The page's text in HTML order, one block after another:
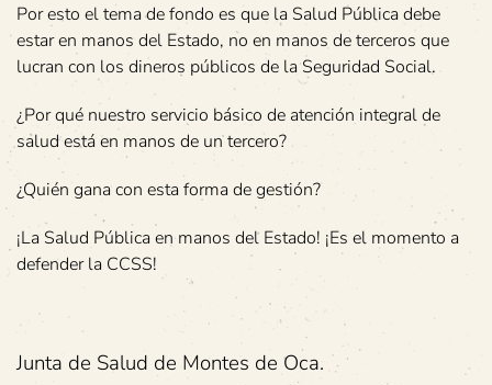
Por esto el tema de fondo es que la Salud Pública debe
estar en manos del Estado, no en manos de terceros que
lucran con los dineros públicos de la Seguridad Social.
¿Por qué nuestro servicio básico de atención integral de
salud está en manos de un tercero?
¿Quién gana con esta forma de gestión?
¡La Salud Pública en manos del Estado! ¡Es el momento a
defender la CCSS!
Junta de Salud de Montes de Oca.